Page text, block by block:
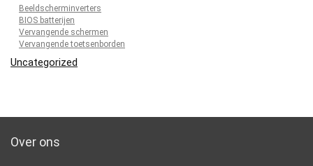
Beeldscherminverters
BIOS batterijen
Vervangende schermen
Vervangende toetsenborden
Uncategorized
Over ons